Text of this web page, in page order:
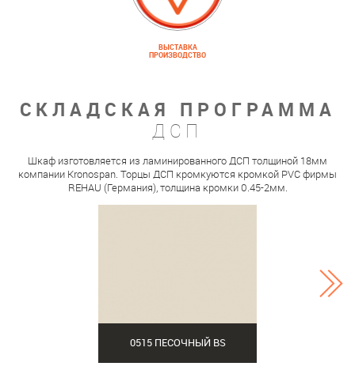
ВЫСТАВКА
ПРОИЗВОДСТВО
СКЛАДСКАЯ ПРОГРАММА
ДСП
Шкаф изготовляется из ламинированного ДСП толщиной 18мм
компании Kronospan. Торцы ДСП кромкуются кромкой PVC фирмы
REHAU (Германия), толщина кромки 0.45-2мм.
0515 ПЕСОЧНЫЙ BS